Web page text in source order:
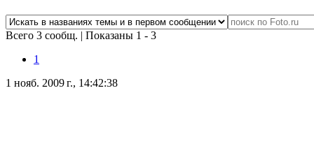
Всего 3 сообщ. | Показаны 1 - 3
1
1 нояб. 2009 г., 14:42:38